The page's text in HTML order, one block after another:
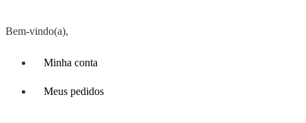
Bem-vindo(a),
Minha conta
Meus pedidos